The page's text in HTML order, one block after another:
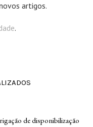
artigos.
.
de disponibilização